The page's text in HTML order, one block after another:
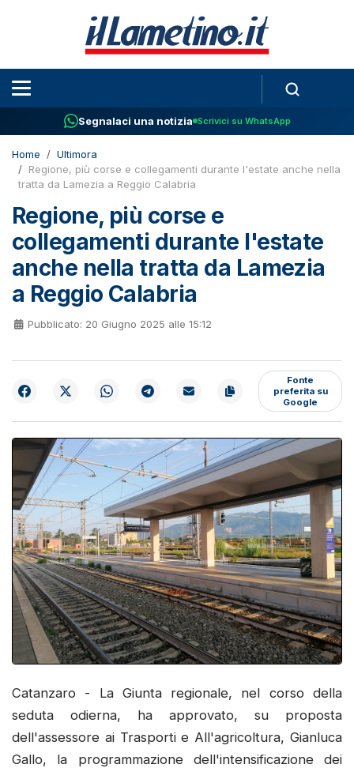
Segnalaci una notizia Scrivici su WhatsApp
Home
Ultimora
Regione, più corse e collegamenti durante l'estate anche nella
tratta da Lamezia a Reggio Calabria
Regione, più corse e
collegamenti durante l'estate
anche nella tratta da Lamezia
a Reggio Calabria
Pubblicato: 20 Giugno 2025 alle 15:12
Fonte
preferita su
Google
Catanzaro - La Giunta regionale, nel corso della
seduta odierna, ha approvato, su proposta
dell'assessore ai Trasporti e All'agricoltura, Gianluca
Gallo, la programmazione dell'intensificazione dei